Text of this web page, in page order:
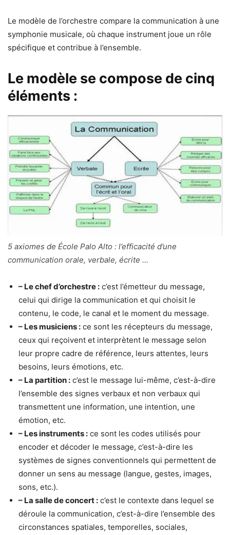
Le modèle de l’orchestre compare la communication à une
symphonie musicale, où chaque instrument joue un rôle
spécifique et contribue à l’ensemble.
Le modèle se compose de cinq
éléments :
5 axiomes de École Palo Alto : l’efficacité d’une
communication orale, verbale, écrite …
– Le chef d’orchestre : c’est l’émetteur du message,
celui qui dirige la communication et qui choisit le
contenu, le code, le canal et le moment du message.
– Les musiciens : ce sont les récepteurs du message,
ceux qui reçoivent et interprètent le message selon
leur propre cadre de référence, leurs attentes, leurs
besoins, leurs émotions, etc.
– La partition : c’est le message lui-même, c’est-à-dire
l’ensemble des signes verbaux et non verbaux qui
transmettent une information, une intention, une
émotion, etc.
– Les instruments : ce sont les codes utilisés pour
encoder et décoder le message, c’est-à-dire les
systèmes de signes conventionnels qui permettent de
donner un sens au message (langue, gestes, images,
sons, etc.).
– La salle de concert : c’est le contexte dans lequel se
déroule la communication, c’est-à-dire l’ensemble des
circonstances spatiales, temporelles, sociales,